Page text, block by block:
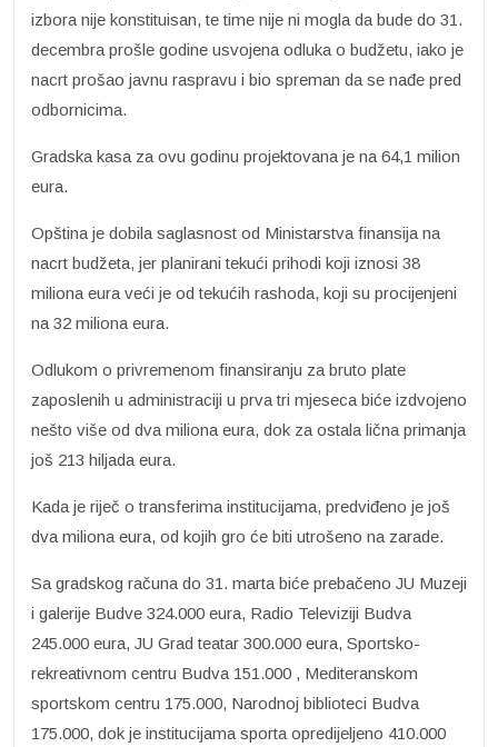
izbora nije konstituisan, te time nije ni mogla da bude do 31.
decembra prošle godine usvojena odluka o budžetu, iako je
nacrt prošao javnu raspravu i bio spreman da se nađe pred
odbornicima.
Gradska kasa za ovu godinu projektovana je na 64,1 milion
eura.
Opština je dobila saglasnost od Ministarstva finansija na
nacrt budžeta, jer planirani tekući prihodi koji iznosi 38
miliona eura veći je od tekućih rashoda, koji su procijenjeni
na 32 miliona eura.
Odlukom o privremenom finansiranju za bruto plate
zaposlenih u administraciji u prva tri mjeseca biće izdvojeno
nešto više od dva miliona eura, dok za ostala lična primanja
još 213 hiljada eura.
Kada je riječ o transferima institucijama, predviđeno je još
dva miliona eura, od kojih gro će biti utrošeno na zarade.
Sa gradskog računa do 31. marta biće prebačeno JU Muzeji
i galerije Budve 324.000 eura, Radio Televiziji Budva
245.000 eura, JU Grad teatar 300.000 eura, Sportsko-
rekreativnom centru Budva 151.000 , Mediteranskom
sportskom centru 175.000, Narodnoj biblioteci Budva
175.000, dok je institucijama sporta opredijeljeno 410.000